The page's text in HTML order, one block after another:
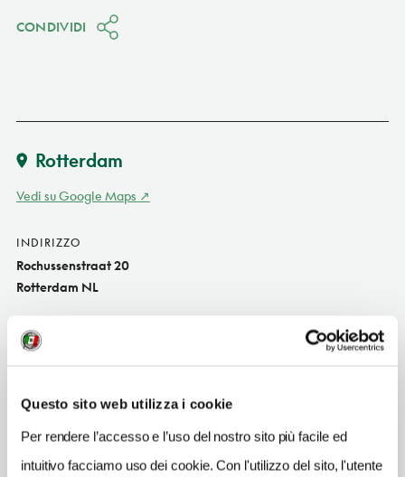
Questo sito web utilizza i cookie
Per rendere l’accesso e l’uso del nostro sito più facile ed
intuitivo facciamo uso dei cookie. Con l'utilizzo del sito, l'utente
CONDIVIDI
Rotterdam
Vedi su Google Maps
INDIRIZZO
Rochussenstraat 20
Rotterdam NL
www.olddutch.net
104360344
TIPO DI CUCINA
tradizional